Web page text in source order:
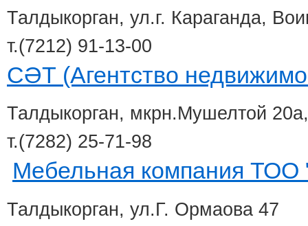
Талдыкорган, ул.г. Караганда,
т.(7212) 91-13-00
СӘТ (Агентство
Талдыкорган, мкрн.Мушелтой
т.(7282) 25-71-98
Мебельная компания ТОО
Талдыкорган, ул.Г. Ормаова 47